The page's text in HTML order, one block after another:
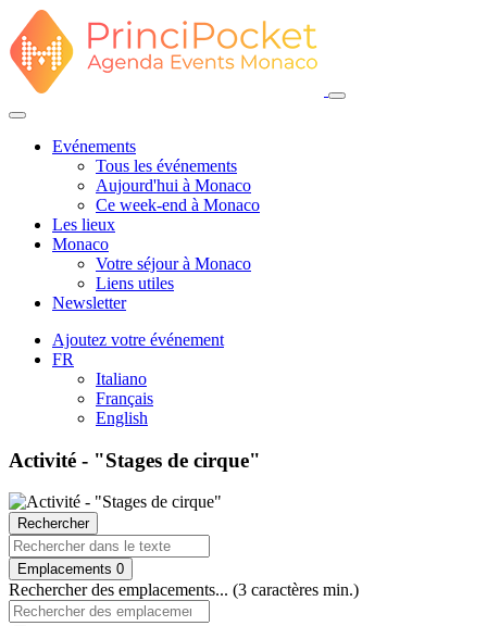
Evénements
Tous les événements
Aujourd'hui à Monaco
Ce week-end à Monaco
Les lieux
Monaco
Votre séjour à Monaco
Liens utiles
Newsletter
Ajoutez votre événement
FR
Italiano
Français
English
Activité - "Stages de cirque"
Rechercher
Emplacements 0
Rechercher des emplacements... (3 caractères min.)